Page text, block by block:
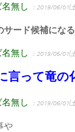
無し ：2019/06/01(
サード候補にな
無し ：2019/06/01(
言って竜の
無し ：2019/06/01(
や